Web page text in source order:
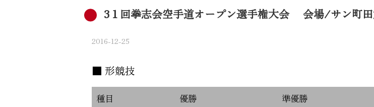
3１回拳志会空手道オープン選手権大会 会場/サン町
2016-12-25
形競技
種目 優勝 準優勝